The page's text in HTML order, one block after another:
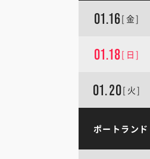
01.16[金]
01.18[日]
01.20[火]
ポートラン